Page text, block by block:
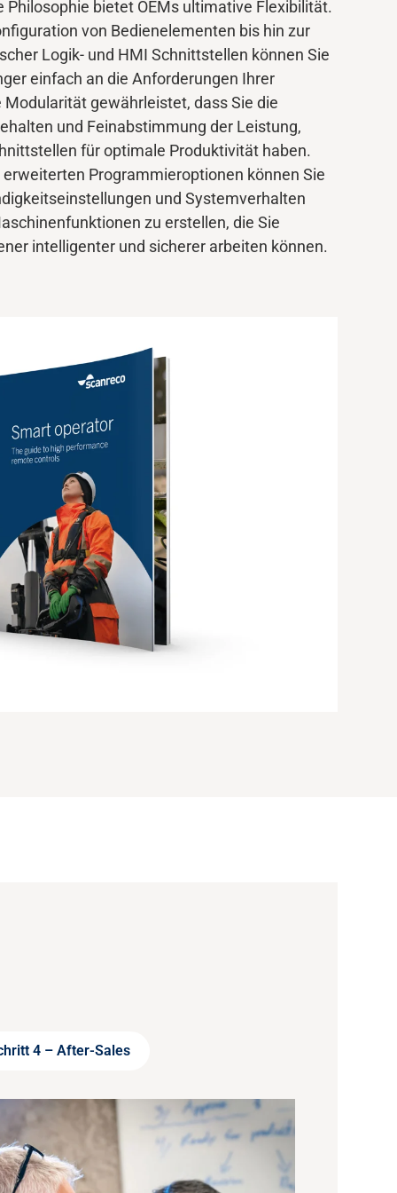
bietet OEMs ultimative Flexibilität.
von Bedienelementen bis hin zur
Logik- und HMI Schnittstellen können Sie
einfach an die Anforderungen Ihrer
gewährleistet, dass Sie die
und Feinabstimmung der Leistung,
für optimale Produktivität haben.
Programmieroptionen können Sie
und Systemverhalten
zu erstellen, die Sie
intelligenter und sicherer arbeiten können.
4 – After-Sales